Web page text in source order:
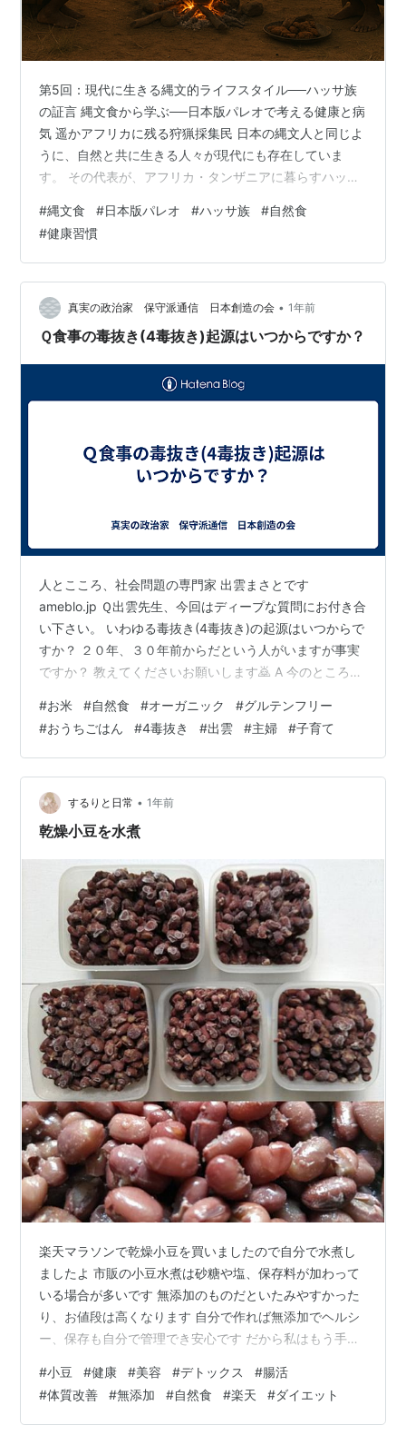
第5回：現代に生きる縄文的ライフスタイル──ハッサ族
の証言 縄文食から学ぶ──日本版パレオで考える健康と病
気 遥かアフリカに残る狩猟採集民 日本の縄文人と同じよ
うに、自然と共に生きる人々が現代にも存在していま
す。 その代表が、アフリカ・タンザニアに暮らすハッサ
中心に暮らす、世界でも数少ない純粋な狩猟採集民で
す。 近代化が進む世界にあって、彼らの暮らしは大変貴
重な存在であり、人類の原点を知る「生きた博物館」と
も呼ばれています。 彼らの食卓──シンプルな自然食 ハ
ッサ族の食は驚くほどシンプルです。 男性は弓矢を手に
野生動物を狩り、女性や子どもは木…
#縄文食 #日本版パレオ #ハッサ族 #自然食
#健康習慣
真実の政治家 保守派通信 日本創造の会 • 1年前
Ｑ食事の毒抜き(4毒抜き)起源はいつからですか？
人とこころ、社会問題の専門家 出雲まさとです
ameblo.jp Ｑ出雲先生、今回はディープな質問にお付き合
い下さい。 いわゆる毒抜き(4毒抜き)の起源はいつからで
すか？ ２０年、３０年前からだという人がいますが事実
ですか？ 教えてくださいお願いします🙇 A 今のところ、
活動場所、mixi、はてなブログ、Twitter、アメブロでは
毒抜きの話は出ていなかったです どこかに、２０年から
３０年前の文献があるんでしょうか？ まだ、私は見たこ
とがないです 私の場合ですが、毒を省くと、健康に良く
なるという発想は 自然栽培の理念から、着想して、広げ
たも…
#お米 #自然食 #オーガニック #グルテンフリー
#おうちごはん #4毒抜き #出雲 #主婦 #子育て
するりと日常 • 1年前
乾燥小豆を水煮
楽天マラソンで乾燥小豆を買いましたので自分で水煮し
ましたよ 市販の小豆水煮は砂糖や塩、保存料が加わって
いる場合が多いです 無添加のものだといたみやすかった
り、お値段は高くなります 自分で作れば無添加でヘルシ
ー、保存も自分で管理でき安心です だから私はもう手作
って浸水しなくてよいです 優しく洗い、たっぷりの水か
ら煮ます 柔らかくなったら、湯を捨て、小豆をそっと軽
く洗います アク抜き､渋切りです そしてまた水を入れ、
#小豆 #健康 #美容 #デトックス #腸活
#体質改善 #無添加 #自然食 #楽天 #ダイエット